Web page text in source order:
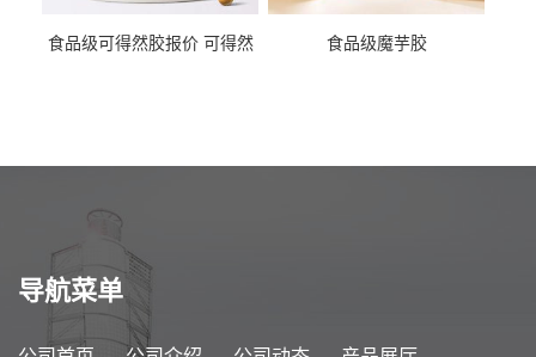
食品级可得然胶报价 可得然
食品级魔芋胶
导航菜单